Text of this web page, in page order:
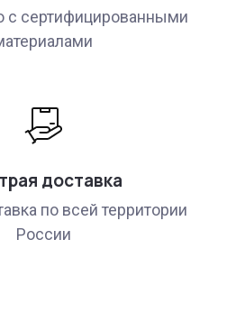
с сертифицированными
доставка
по всей территории
России